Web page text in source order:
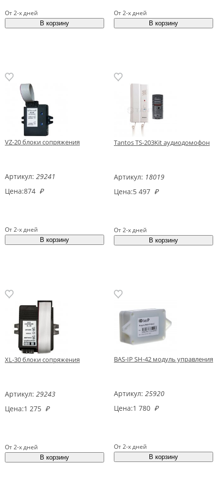
От 2-х дней От 2-х дней
VZ-20 блоки сопряжения
Артикул: 29241
Цена:874 ₽
От 2-х дней
Tantos TS-203Kit аудиодомофон
Артикул: 18019
Цена:5 497 ₽
От 2-х дней
XL-30 блоки сопряжения
Артикул: 29243
Цена:1 275 ₽
От 2-х дней
BAS-IP SH-42 модуль управления
Артикул: 25920
Цена:1 780 ₽
От 2-х дней